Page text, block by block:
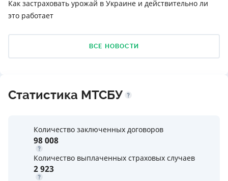
Как застраховать урожай в Украине и действительно ли
это работает
ВСЕ НОВОСТИ
Статистика МТСБУ
Количество заключенных договоров
98 008
Количество выплаченных страховых случаев
2 923